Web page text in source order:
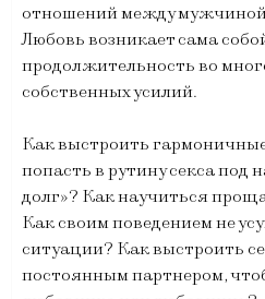
отношений между
Любовь возникает сама
продолжительность во
собственных усилий.
Как выстроить
попасть в рутину секса под
долг»? Как научиться
Как своим поведением не
ситуации? Как выстроить
постоянным партнером,